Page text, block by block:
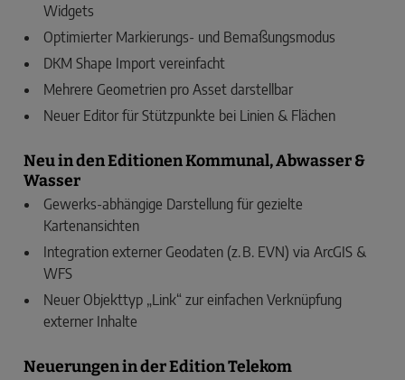
Widgets
Optimierter Markierungs- und Bemaßungsmodus
DKM Shape Import vereinfacht
Mehrere Geometrien pro Asset darstellbar
Neuer Editor für Stützpunkte bei Linien & Flächen
Neu in den Editionen Kommunal, Abwasser &
Wasser
Gewerks-abhängige Darstellung für gezielte
Kartenansichten
Integration externer Geodaten (z. B. EVN) via ArcGIS &
WFS
Neuer Objekttyp „Link“ zur einfachen Verknüpfung
externer Inhalte
Neuerungen in der Edition Telekom